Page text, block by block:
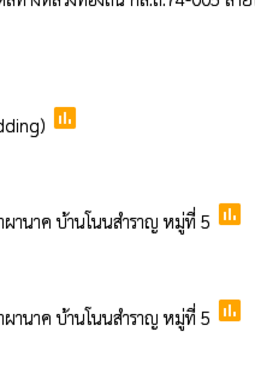
poll
ำผานาค บ้านโนนสำราญ หมู่ที่ 5 poll
ำผานาค บ้านโนนสำราญ หมู่ที่ 5 poll